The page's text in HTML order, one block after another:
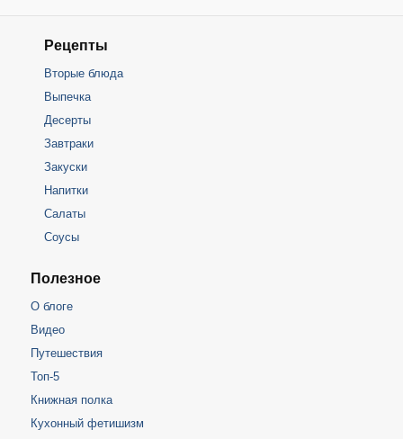
Рецепты
Вторые блюда
Выпечка
Десерты
Завтраки
Закуски
Напитки
Салаты
Соусы
Полезное
О блоге
Видео
Путешествия
Топ-5
Книжная полка
Кухонный фетишизм